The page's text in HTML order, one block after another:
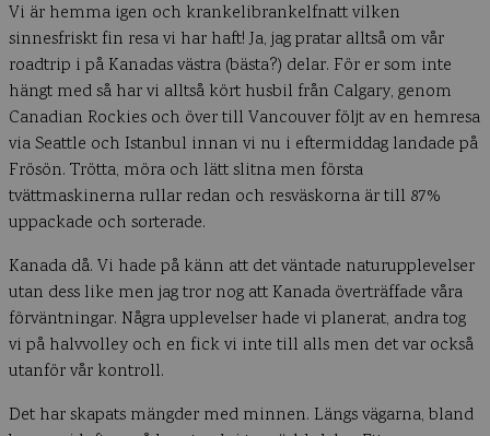
Vi är hemma igen och krankelibrankelfnatt vilken
sinnesfriskt fin resa vi har haft! Ja, jag pratar alltså om vår
roadtrip i på Kanadas västra (bästa?) delar. För er som inte
hängt med så har vi alltså kört husbil från Calgary, genom
Canadian Rockies och över till Vancouver följt av en hemresa
via Seattle och Istanbul innan vi nu i eftermiddag landade på
Frösön. Trötta, möra och lätt slitna men första
tvättmaskinerna rullar redan och resväskorna är till 87%
uppackade och sorterade.
Kanada då. Vi hade på känn att det väntade naturupplevelser
utan dess like men jag tror nog att Kanada överträffade våra
förväntningar. Några upplevelser hade vi planerat, andra tog
vi på halvvolley och en fick vi inte till alls men det var också
utanför vår kontroll.
Det har skapats mängder med minnen. Längs vägarna, bland